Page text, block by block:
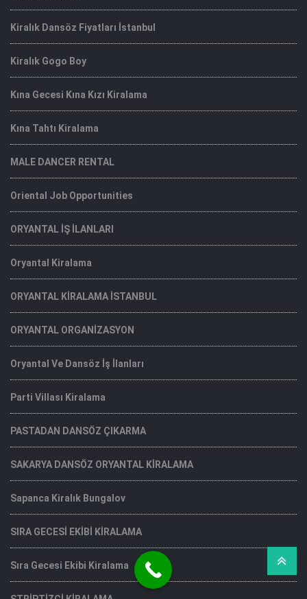
Kiralık Dansöz Fiyatları İstanbul
Kiralık Gogo Boy
Kına Gecesi Kına Kızı Kiralama
Kına Tahtı Kiralama
MALE DANCER RENTAL
Oriental Job Opportunities
ORYANTAL İŞ İLANLARI
Oryantal Kiralama
ORYANTAL KİRALAMA İSTANBUL
ORYANTAL ORGANİZASYON
Oryantal Ve Dansöz İş İlanları
Parti Villası Kiralama
PASTADAN DANSÖZ ÇIKARMA
SAKARYA DANSÖZ ORYANTAL KİRALAMA
Sapanca Kiralık Bungalov
SIRA GECESİ EKİBİ KİRALAMA
Sıra Gecesi Ekibi Kiralama